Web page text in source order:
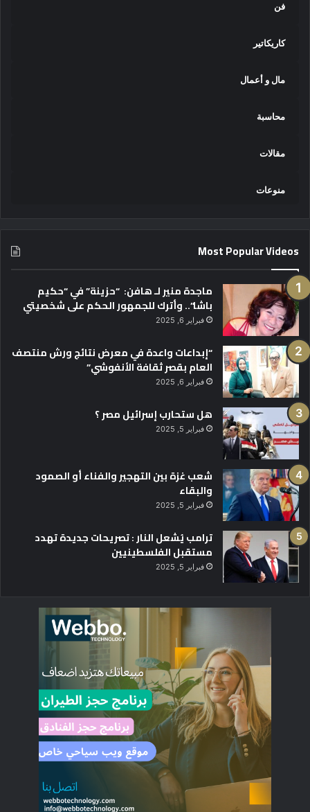
فن
كاريكاتير
مال و أعمال
محاسبة
مقالات
منوعات
Most Popular Videos
ماجدة منير لـ هافن: “حزينة” في “حكيم
باشا”.. وأترك للجمهور الحكم على شخصيتي
فبراير 6, 2025
“إبداعات واعدة في معرض نتائج ورش منتصف
العام بقصر ثقافة الأنفوشي”
فبراير 6, 2025
هل ستحارب إسرائيل مصر ؟
فبراير 5, 2025
شعب غزة بين التهجير والفناء أو الصمود
والبقاء
فبراير 5, 2025
ترامب يُشعل النار : تصريحات جديدة تهدد
مستقبل الفلسطينيين
فبراير 5, 2025